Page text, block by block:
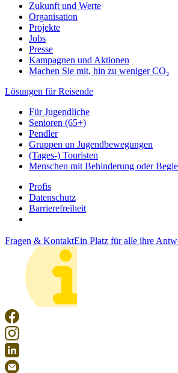
Zukunft und Werte
Organisation
Projekte
Jobs
Presse
Kampagnen und Aktionen
Machen Sie mit, hin zu weniger CO₂
Lösungen für Reisende
Für Jugendliche
Senioren (65+)
Pendler
Gruppen un Jugendbewegungen
(Tages-) Touristen
Menschen mit Behinderung oder
Profis
Datenschutz
Barrierefreiheit
Fragen & KontaktEin Platz für alle ihre